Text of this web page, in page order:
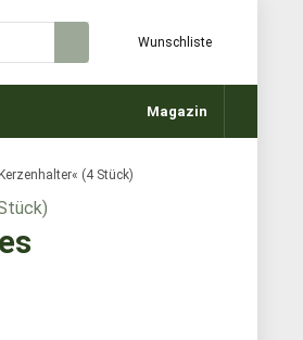
Wunschliste
Magazin
(4 Stück)